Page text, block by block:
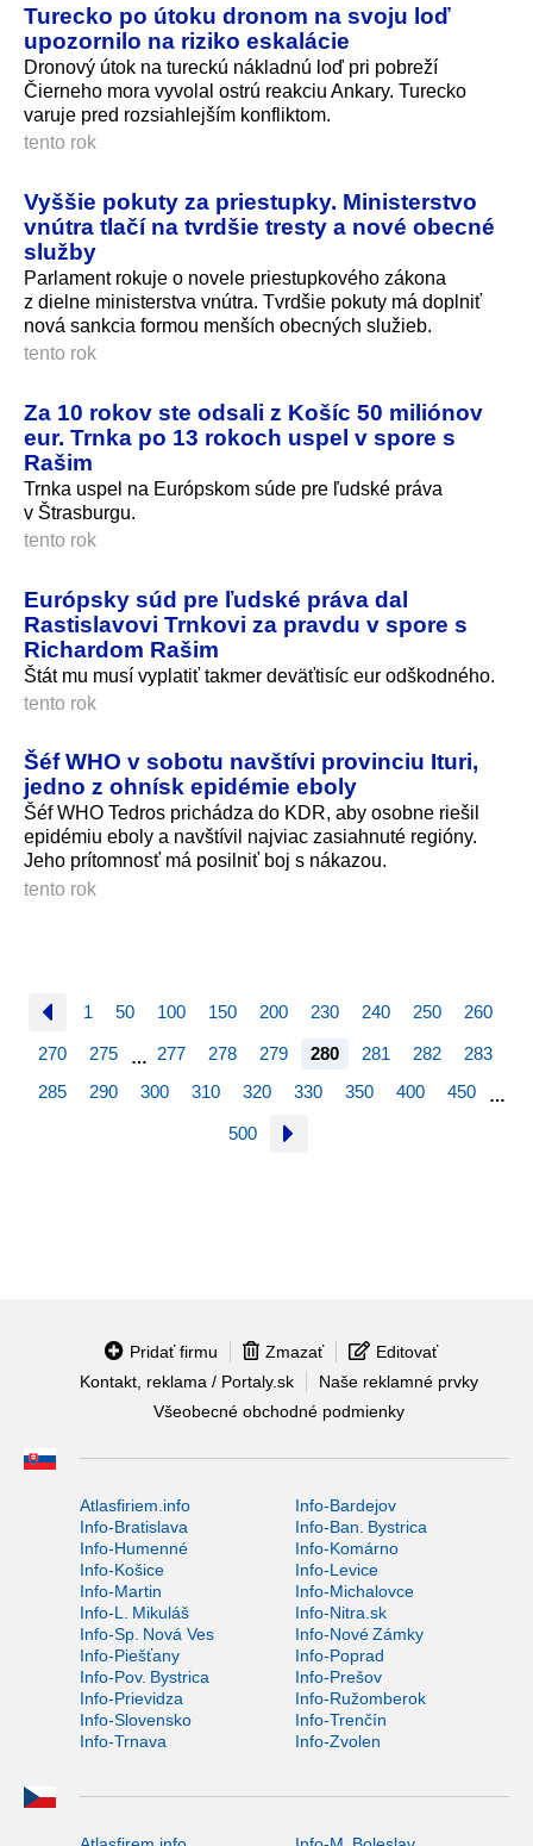
Turecko po útoku dronom na svoju loď
upozornilo na riziko eskalácie
Dronový útok na tureckú nákladnú loď pri pobreží
Čierneho mora vyvolal ostrú reakciu Ankary. Turecko
varuje pred rozsiahlejším konfliktom.
tento rok
Vyššie pokuty za priestupky. Ministerstvo
vnútra tlačí na tvrdšie tresty a nové obecné
služby
Parlament rokuje o novele priestupkového zákona
z dielne ministerstva vnútra. Tvrdšie pokuty má doplniť
nová sankcia formou menších obecných služieb.
tento rok
Za 10 rokov ste odsali z Košíc 50 miliónov
eur. Trnka po 13 rokoch uspel v spore s
Rašim
Trnka uspel na Európskom súde pre ľudské práva
v Štrasburgu.
tento rok
Európsky súd pre ľudské práva dal
Rastislavovi Trnkovi za pravdu v spore s
Richardom Rašim
Štát mu musí vyplatiť takmer deväťtisíc eur odškodného.
tento rok
Šéf WHO v sobotu navštívi provinciu Ituri,
jedno z ohnísk epidémie eboly
Šéf WHO Tedros prichádza do KDR, aby osobne riešil
epidémiu eboly a navštívil najviac zasiahnuté regióny.
Jeho prítomnosť má posilniť boj s nákazou.
tento rok
1 50 100 150 200 230 240 250 260
270 275 … 277 278 279 280 281 282
283
285
290 300 310 320 330 350 400 450 …
500
Pridať firmu Zmazať
Editovať
Kontakt, reklama / Portaly.sk
Naše reklamné prvky
Všeobecné obchodné podmienky
Atlasfiriem.info
Info-Bardejov
Info-Bratislava
Info-Ban. Bystrica
Info-Humenné
Info-Komárno
Info-Košice
Info-Levice
Info-Martin
Info-Michalovce
Info-L. Mikuláš
Info-Nitra.sk
Info-Sp. Nová Ves
Info-Nové Zámky
Info-Piešťany
Info-Poprad
Info-Pov. Bystrica
Info-Prešov
Info-Prievidza
Info-Ružomberok
Info-Slovensko
Info-Trenčín
Info-Trnava
Info-Zvolen